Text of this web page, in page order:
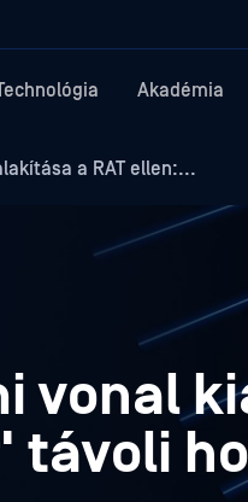
Akadémia
a RAT ellen:...
vonal
távoli